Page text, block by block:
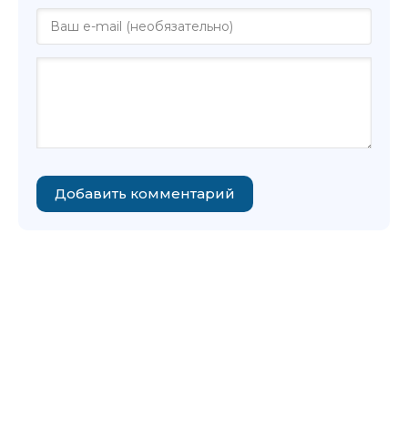
Добавить комментарий